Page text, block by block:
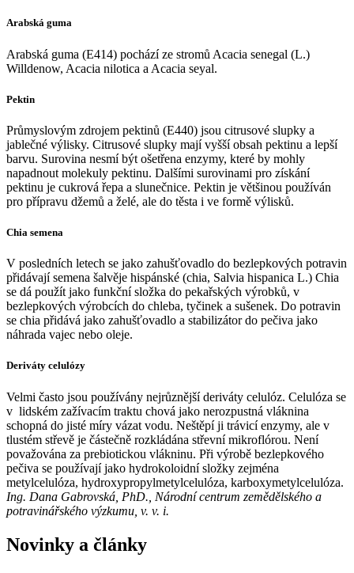
Arabská guma
Arabská guma (E414) pochází ze stromů Acacia senegal (L.)
Willdenow, Acacia nilotica a Acacia seyal.
Pektin
Průmyslovým zdrojem pektinů (E440) jsou citrusové slupky a
jablečné výlisky. Citrusové slupky mají vyšší obsah pektinu a lepší
barvu. Surovina nesmí být ošetřena enzymy, které by mohly
napadnout molekuly pektinu. Dalšími surovinami pro získání
pektinu je cukrová řepa a slunečnice. Pektin je většinou používán
pro přípravu džemů a želé, ale do těsta i ve formě výlisků.
Chia semena
V posledních letech se jako zahušťovadlo do bezlepkových potravin
přidávají semena šalvěje hispánské (chia, Salvia hispanica L.) Chia
se dá použít jako funkční složka do pekařských výrobků, v
bezlepkových výrobcích do chleba, tyčinek a sušenek. Do potravin
se chia přidává jako zahušťovadlo a stabilizátor do pečiva jako
náhrada vajec nebo oleje.
Deriváty celulózy
Velmi často jsou používány nejrůznější deriváty celulóz. Celulóza se
v lidském zažívacím traktu chová jako nerozpustná vláknina
schopná do jisté míry vázat vodu. Neštěpí ji trávicí enzymy, ale v
tlustém střevě je částečně rozkládána střevní mikroflórou. Není
považována za prebiotickou vlákninu. Při výrobě bezlepkového
pečiva se používají jako hydrokoloidní složky zejména
metylcelulóza, hydroxypropylmetylcelulóza, karboxymetylcelulóza.
Ing. Dana Gabrovská, PhD., Národní centrum zemědělského a
potravinářského výzkumu, v. v. i.
Novinky a články